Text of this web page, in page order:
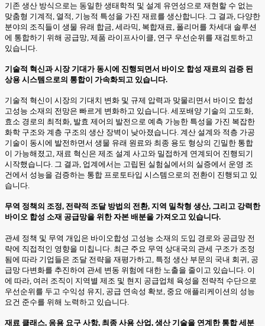
기존 생산 방식으로는 동일한 생태학적 및 설계 유연성으로 재현할 수 없는
맞춤형 기계적, 열적, 기능적 특성을 가진 재료를 생산합니다. 그 결과, 다양한
분야의 조직들이 생물 유래 합금, 세라믹, 복합재료, 폴리머를 차세대 솔루션
에 통합하기 위해 공급망, 제품 라이프사이클, 연구 우선순위를 재검토하고
있습니다.
기술적 혁신과 시장 기대가 동시에 진행되면서 바이오 합성 재료의 검증 된
상용 시스템으로의 통합이 가속화되고 있습니다.
기술적 혁신이 시장의 기대치 변화 및 규제 압력과 맞물리면서 바이오 합성
고성능 소재의 전망은 빠르게 변화하고 있습니다. 세포배양 기술의 고도화,
효소 경로의 최적화, 발효 제어의 발전으로 예측 가능한 특성을 가진 복잡한
화학 구조와 계층 구조의 생산 장벽이 낮아졌습니다. 계산 설계와 적층 가공
기술이 동시에 발전하면서 생물 유래 원료와 최종 용도 형상의 긴밀한 통합
이 가능해졌고, 재료 혁신은 제조 설계 사고와 밀접하게 연계되어 진행되기
시작했습니다. 그 결과, 업계에서는 고립된 실험실에서의 실증에서 운영 조
건에서 성능을 검증하는 통합 프로토타입 시스템으로의 전환이 진행되고 있
습니다.
무역 정책의 조정, 전략적 조달 방법의 전환, 지역 밀착형 생산, 그리고 강력한
바이오 합성 소재 공급망을 위한 자본 배분을 가져오고 있습니다.
관세 정책 및 무역 개입은 바이오합성 고성능 소재의 도입 경로와 공급망 전
략에 직접적인 영향을 미칩니다. 최근 주요 무역 상대국의 관세 구조가 조정
됨에 따라 기업들은 조달 전략을 재평가하고, 특정 생산 부문의 국내 회귀, 공
급망 다변화를 추진하여 관세 변동 위험에 대한 노출을 줄이고 있습니다. 이
에 따라, 여러 조직이 지역별 제조 및 현지 공급업체 육성을 전략적 수단으로
우선순위를 두고 수익성 유지, 공급 연속성 확보, 중요 애플리케이션의 성능
요건 준수를 위해 노력하고 있습니다.
재료 클래스, 응용 요구 사항, 최종 사용 산업, 생산 기술을 연계한 통합 세분